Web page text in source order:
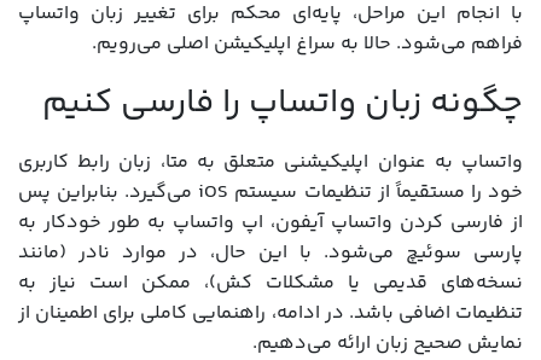
با انجام این مراحل، پایه‌ای محکم برای تغییر زبان واتساپ
فراهم می‌شود. حالا به سراغ اپلیکیشن اصلی می‌رویم.
چگونه زبان واتساپ را فارسی کنیم
واتساپ به عنوان اپلیکیشنی متعلق به متا، زبان رابط کاربری
خود را مستقیماً از تنظیمات سیستم iOS می‌گیرد. بنابراین پس
از فارسی کردن واتساپ آیفون، اپ واتساپ به طور خودکار به
پارسی سوئیچ می‌شود. با این حال، در موارد نادر (مانند
نسخه‌های قدیمی یا مشکلات کش)، ممکن است نیاز به
تنظیمات اضافی باشد. در ادامه، راهنمایی کاملی برای اطمینان از
نمایش صحیح زبان ارائه می‌دهیم.